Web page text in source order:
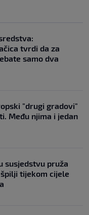
tvrdi da za
samo dva
"drugi gradovi"
Među njima i jedan
susjedstvu pruža
tijekom cijele